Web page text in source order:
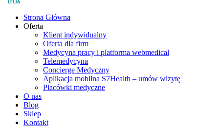
Strona Główna
Oferta
Klient indywidualny
Oferta dla firm
Medycyna pracy i platforma webmedical
Telemedycyna
Concierge Medyczny
Aplikacja mobilna S7Health – umów wizytę
Placówki medyczne
O nas
Blog
Sklep
Kontakt